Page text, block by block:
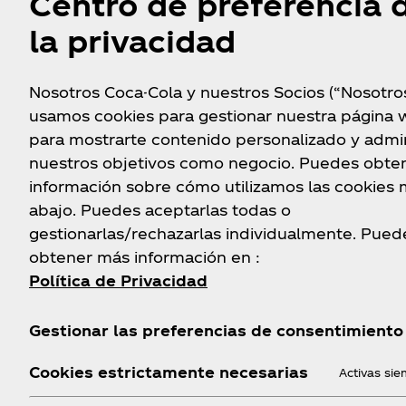
donde responde tus
la privacidad
Nosotros Coca-Cola y nuestros Socios
usamos cookies para gestionar nuestra página
para mostrarte contenido personalizado y
nuestros objetivos como negocio. Puedes
información sobre cómo utilizamos las cookies
abajo. Puedes aceptarlas todas o
gestionarlas/rechazarlas individualmente.
obtener más información en :
Política de Privacidad
Gestionar las preferencias de
Cookies estrictamente necesarias Activas